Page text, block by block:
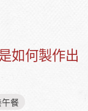
如何製作出
餐